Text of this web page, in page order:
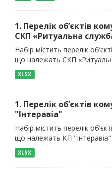
1. Перелік об’єктів
СКП «Ритуальна
Набір містить перелік
що належать СКП
XLSX
1. Перелік об’єктів
"Інтеравіа"
Набір містить перелік
що належать КП "Інтеравіа"
XLSX